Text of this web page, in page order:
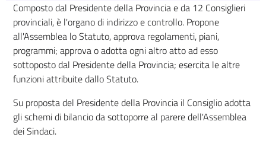
Composto dal Presidente della Provincia e da 12 Consiglieri
provinciali, è l'organo di indirizzo e controllo. Propone
all'Assemblea lo Statuto, approva regolamenti, piani,
programmi; approva o adotta ogni altro atto ad esso
sottoposto dal Presidente della Provincia; esercita le altre
funzioni attribuite dallo Statuto.
Su proposta del Presidente della Provincia il Consiglio adotta
gli schemi di bilancio da sottoporre al parere dell'Assemblea
dei Sindaci.